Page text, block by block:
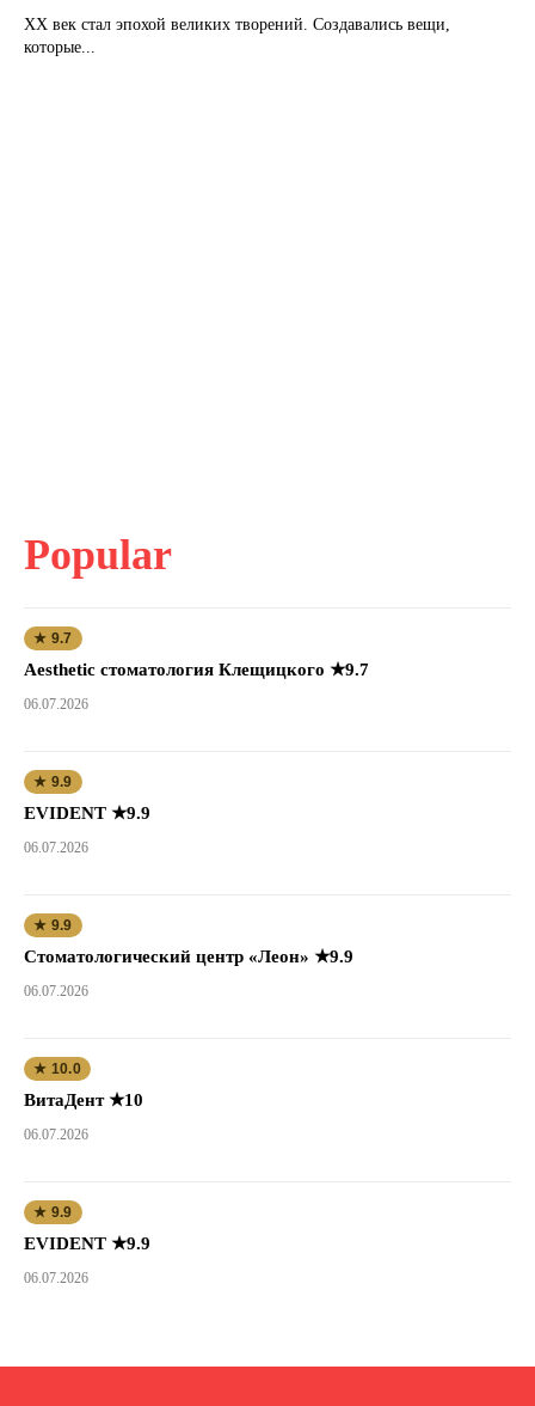
ХХ век стал эпохой великих творений. Создавались вещи,
которые...
Popular
★ 9.7
Aesthetic стоматология Клещицкого ★9.7
06.07.2026
★ 9.9
EVIDENT ★9.9
06.07.2026
★ 9.9
Стоматологический центр «Леон» ★9.9
06.07.2026
★ 10.0
ВитаДент ★10
06.07.2026
★ 9.9
EVIDENT ★9.9
06.07.2026